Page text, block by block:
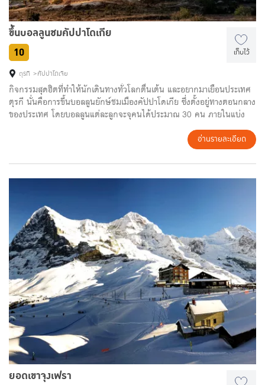
เก็บไว้
ขึ้นบอลลูนชมคัปปาโดเกีย
10
ตุรกี คัปปาโดเจีย
กิจกรรมสุดฮิตที่ทำให้นักเดินทางทั่วโลกตื่นเต้น และอยากมาเยือนประเทศ
ตุรกี นั่นคือการขึ้นบอลลูนยักษ์ชมเมืองคัปปาโดเกีย ซึ่งตั้งอยู่ทางตอนกลาง
ของประเทศ โดยบอลลูนแต่ละลูกจะจุคนได้ประมาณ 30 คน ภายในแบ่ง
ออกเป็น 5 ช่อง โดยมี 2 ช่องทางด้านซ้ายและขวาสำหรับผู้โดยสาร ส่วน
ช่องกลางนั้นสำหรับกัปตัน จากนั้นบอลลูนก็จะลอยขึ้นสู่ท้องฟ้าเหนือคัปปา
โดเกีย อันเป็นบริเวณภูเขาหินโบราณที่เป็นที่อยู่อาศัยของคนสมัยโบราณ
โดยการสกัดหินเพื่อทำเป็นห้องต่าง ๆ รวมทั้งยังมีการขุดลงไปในชั้นใต้ดิน
เพื่อทำเป็นห้องด้วย
อ่านรายละเอียด
ยอดเขาจุงเฟรา